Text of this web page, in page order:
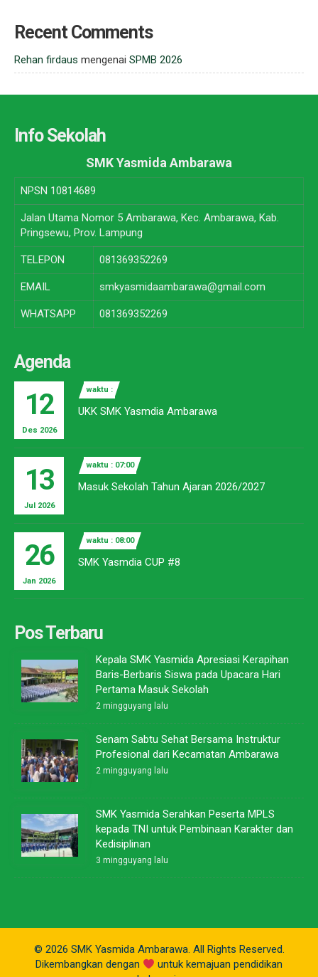
Recent Comments
Rehan firdaus mengenai SPMB 2026
Info Sekolah
SMK Yasmida Ambarawa
NPSN 10814689
Jalan Utama Nomor 5 Ambarawa, Kec. Ambarawa, Kab.
Pringsewu, Prov. Lampung
TELEPON 081369352269
EMAIL smkyasmidaambarawa@gmail.com
WHATSAPP 081369352269
Agenda
12
Des 2026
waktu :
UKK SMK Yasmdia Ambarawa
13
Jul 2026
waktu : 07:00
Masuk Sekolah Tahun Ajaran 2026/2027
26
Jan 2026
waktu : 08:00
SMK Yasmdia CUP #8
Pos Terbaru
Kepala SMK Yasmida Apresiasi Kerapihan
Baris-Berbaris Siswa pada Upacara Hari
Pertama Masuk Sekolah
2 mingguyang lalu
Senam Sabtu Sehat Bersama Instruktur
Profesional dari Kecamatan Ambarawa
2 mingguyang lalu
SMK Yasmida Serahkan Peserta MPLS
kepada TNI untuk Pembinaan Karakter dan
Kedisiplinan
3 mingguyang lalu
© 2026 SMK Yasmida Ambarawa. All Rights Reserved.
Dikembangkan dengan
untuk kemajuan pendidikan